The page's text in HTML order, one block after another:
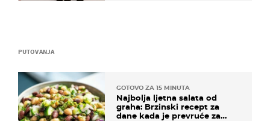
PUTOVANJA
GOTOVO ZA 15 MINUTA
Najbolja ljetna salata od
graha: Brzinski recept za
dane kada je prevruće za